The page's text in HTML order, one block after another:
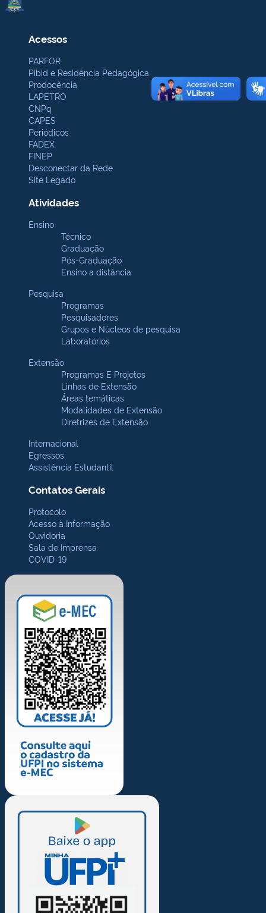
Acessos
PARFOR
Pibid e Residência Pedagógica
Prodocência
LAPETRO
CNPq
CAPES
Periódicos
FADEX
FINEP
Desconectar da Rede
Site Legado
Atividades
Ensino
Técnico
Graduação
Pós-Graduação
Ensino a distância
Pesquisa
Programas
Pesquisadores
Grupos e Núcleos de pesquisa
Laboratórios
Extensão
Programas E Projetos
Linhas de Extensão
Áreas temáticas
Modalidades de Extensão
Diretrizes de Extensão
Internacional
Egressos
Assistência Estudantil
Contatos Gerais
Protocolo
Acesso à Informação
Ouvidoria
Sala de Imprensa
COVID-19